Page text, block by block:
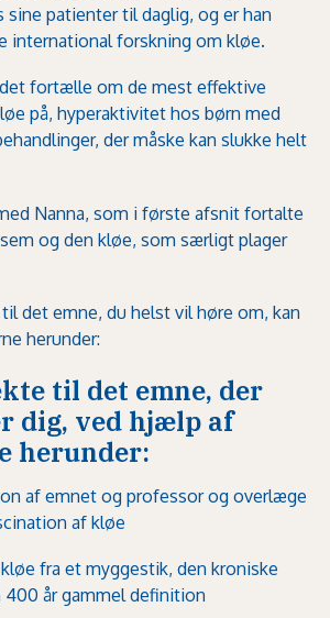
sine patienter til daglig, og er han
international forskning om kløe.
fortælle om de mest effektive
på, hyperaktivitet hos børn med
der måske kan slukke helt
Nanna, som i første afsnit fortalte
og den kløe, som særligt plager
det emne, du helst vil høre om, kan
herunder:
til det emne, der
dig, ved hjælp af
herunder:
af emnet og professor og overlæge
af kløe
fra et myggestik, den kroniske
år gammel definition